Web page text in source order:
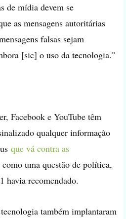
de mídia devem se
as mensagens autoritárias
falsas sejam
[sic] o uso da tecnologia."
Facebook e YouTube têm
qualquer informação
que vá contra as
uma questão de política,
havia recomendado.
também implantaram